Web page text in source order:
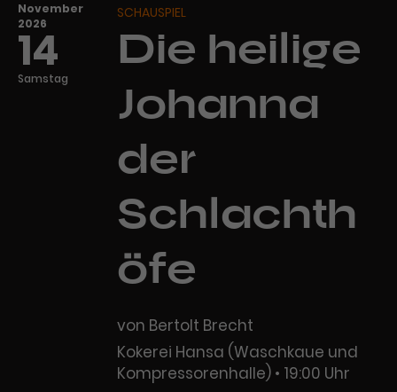
November
2026
14
Samstag
SCHAUSPIEL
Die heilige
Johanna
der
Schlachth
öfe
von Bertolt Brecht
Kokerei Hansa (Waschkaue und
Kompressorenhalle)
19:00 Uhr